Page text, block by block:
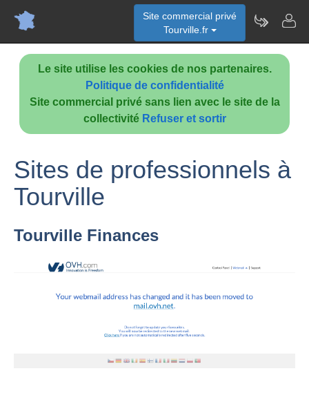
Le site utilise les cookies de nos partenaires.
Politique de confidentialité
Site commercial privé sans lien avec le site de la
collectivité Refuser et sortir
Site commercial privé
Tourville.fr
Sites de professionnels à
Tourville
Tourville Finances